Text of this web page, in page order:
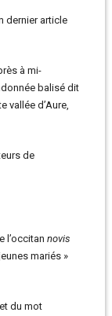
dernier article
à mi-
balisé dit
vallée d’Aure,
de
l’occitan novis
mariés »
du mot